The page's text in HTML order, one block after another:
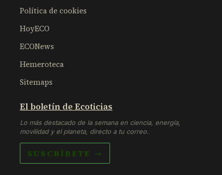
Política de cookies
HoyECO
ECONews
Hemeroteca
Sitemaps
El boletín de Ecoticias
Lo más destacado de la semana en ciencia, energía,
movilidad y el planeta, directo a tu correo.
SUSCRÍBETE →